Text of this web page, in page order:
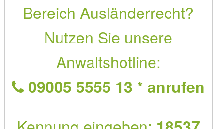
Bereich Ausländerrecht?
Nutzen Sie unsere
Anwaltshotline:
09005 5555 13 * anrufen